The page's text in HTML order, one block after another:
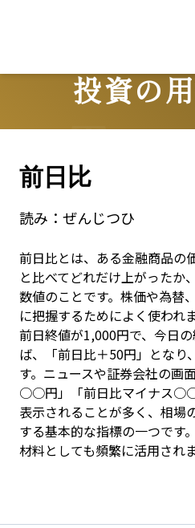
投資の
前日比
読み： ぜんじつひ
前日比とは、ある金融商品の
と比べてどれだけ上がったか
数値のことです。株価や為替
に把握するためによく使われ
前日終値が1,000円で、今日
ば、「前日比＋50円」となり
す。ニュースや証券会社の画
○○円」「前日比マイナス
表示されることが多く、相場
する基本的な指標の一つです
材料としても頻繁に活用されま